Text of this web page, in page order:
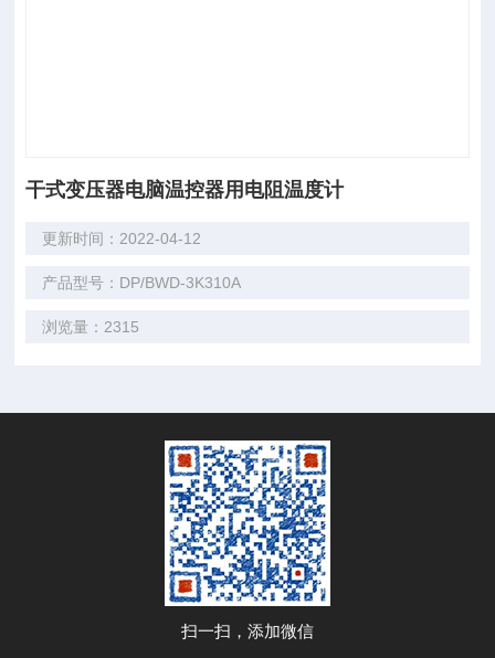
干式变压器电脑温控器用电阻温度计
更新时间：2022-04-12
产品型号：DP/BWD-3K310A
浏览量：2315
扫一扫，添加微信